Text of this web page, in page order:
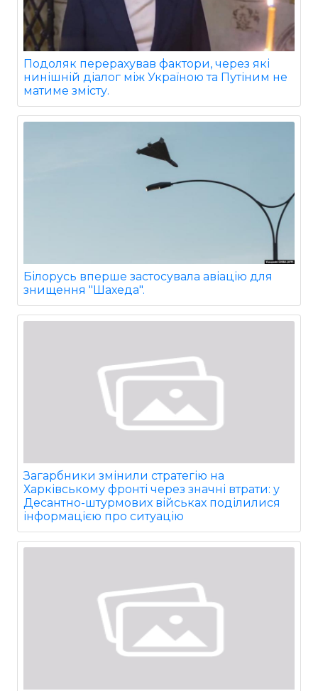
Подоляк перерахував фактори, через які
нинішній діалог між Україною та Путіним не
матиме змісту.
Білорусь вперше застосувала авіацію для
знищення "Шахеда".
Загарбники змінили стратегію на
Харківському фронті через значні втрати: у
Десантно-штурмових військах поділилися
інформацією про ситуацію